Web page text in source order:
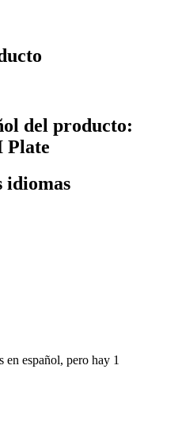
del producto:
Plate
idiomas
en español, pero hay 1